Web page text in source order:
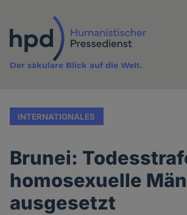
Inhalt
Der säkulare Blick auf die Welt.
INTERNATIONALES
Brunei:
homosexuelle
ausgesetzt